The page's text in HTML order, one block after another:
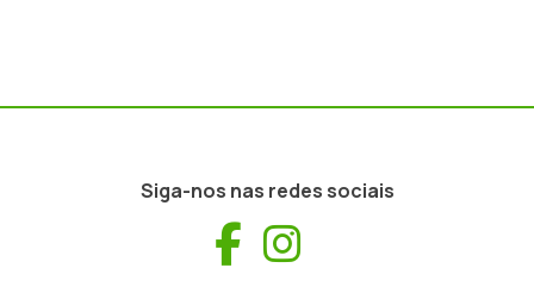
Siga-nos nas redes sociais
Facebook